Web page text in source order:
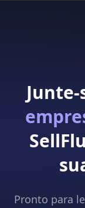
Pronto para